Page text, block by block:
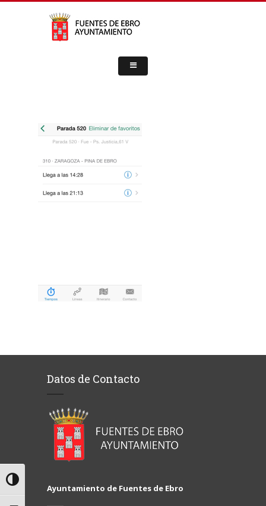
Alternar alto contraste
Datos de Contacto
Ayuntamiento de Fuentes de Ebro